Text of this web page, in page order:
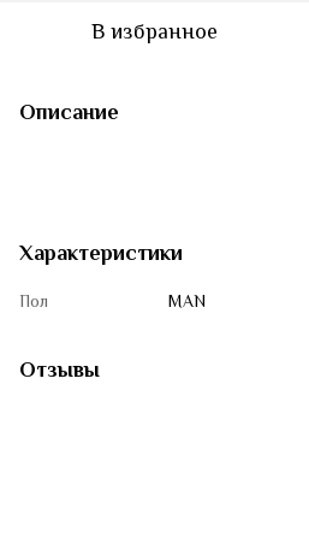
В избранное
Описание
Характеристики
Пол MAN
Отзывы